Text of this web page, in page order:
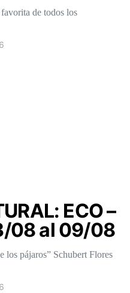
de todos los
ECO –
08 al 09/08
los pájaros” Schubert Flores